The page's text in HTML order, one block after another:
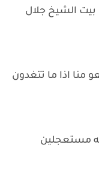
بيت الشيخ جلال
منا اذا ما تتغدون
مستعجلين